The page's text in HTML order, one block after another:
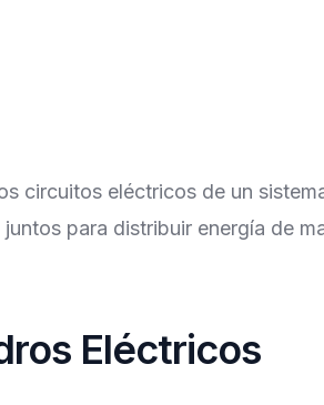
circuitos eléctricos de un
para distribuir energía de
Eléctricos